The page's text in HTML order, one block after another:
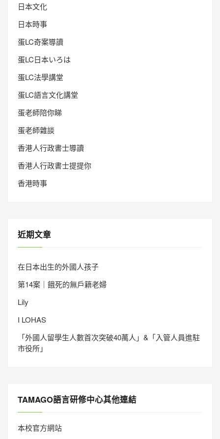
日本文化
日本時事
蛋LC奇案導讀
蛋LC日本いろは
蛋LC法學講堂
蛋LC語言文化講堂
蛋老師陪你睇
蛋老師雜談
香港人行政書士導讀
香港人行政書士提提你
香港時事
近期文章
在日本出生的外國人孩子
第14案｜餓死的無戶籍老婦
Lily
I LOHAS
「外國人留學生人數首次突破40萬人」&「入管人員進駐
市役所」
TAMAGO語言研修中心其他連結
本校官方網站